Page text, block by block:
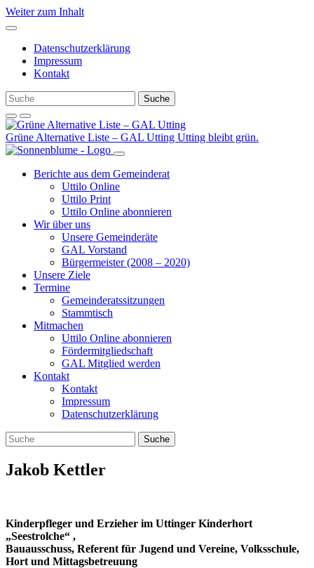
Weiter zum Inhalt
Datenschutzerklärung
Impressum
Kontakt
Grüne Alternative Liste – GAL Utting Utting bleibt grün.
Berichte aus dem Gemeinderat
Uttilo Online
Uttilo Print
Uttilo Online abonnieren
Wir über uns
Unsere Gemeinderäte
GAL Vorstand
Bürgermeister (2008 – 2020)
Unsere Ziele
Termine
Gemeinderatssitzungen
Stammtisch
Mitmachen
Uttilo Online abonnieren
Fördermitgliedschaft
GAL Mitglied werden
Kontakt
Kontakt
Impressum
Datenschutzerklärung
Jakob Kettler
Kinderpfleger und Erzieher im Uttinger Kinderhort
„Seestrolche“ ,
Bauausschuss, Referent für Jugend und Vereine, Volksschule,
Hort und Mittagsbetreuung